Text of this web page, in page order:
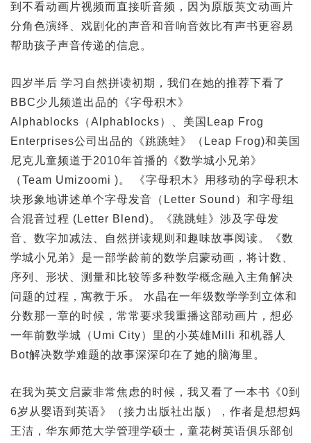
到不看动画片视频而直接听音频，因为原版英文动画片
分角色演绎、戏剧化的声音和音响音效比有声书更容易
帮助孩子声音传递的信息。
四岁半后 学习自然拼读初期，我们在她的推荐下看了
BBC少儿频道出品的《字母积木》
Alphablocks（Alphablocks）、美国Leap Frog
Enterprises公司出品的《跳跳蛙》（Leap Frog)和美国
尼克儿童频道于2010年首播的《数学城小兄弟》
（Team Umizoomi )。 《字母积木》用移动的字母积木
块形象地讲述单个字母发音（Letter Sound）和字母组
合混音过程 (Letter Blend)。《跳跳蛙》涉及字母发
音、数字加减法、自然拼读规则和趣味故事阅读。《数
学城小兄弟》是一部学龄前的数学启蒙动画，将计数、
序列、形状、测量和比较等多种数学概念融入主角解决
问题的过程，寓教于乐。 水晶在一年级数学学到立体和
分数那一章的时候，常常要求我重播这部动画片，想必
一年前数学城（Umi City）里的小英雄Milli 和机器人
Bot解决数学难题的故事深深印在了她的脑海里。
在我为英文启蒙非常焦虑的时候，我又看了一本书《0到
6岁从婴语到英语》（接力出版社出版），作者是想想妈
王洁，华东师范大学管理学硕士，童花树英语俱乐部创